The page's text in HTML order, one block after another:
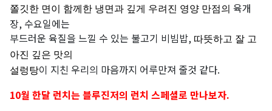
쫄깃한 면이 함께한 냉면과 깊게 우려진 영양 만점의 육개
장, 수요일에는
부드러운 육질을 느낄 수 있는 불고기 비빔밥, 따뜻하고 잘 고
아진 깊은 맛의
설렁탕이 지친 우리의 마음까지 어루만져 줄것 같다.
10월 한달 런치는 블루진저의 런치 스페셜로 만나보자.